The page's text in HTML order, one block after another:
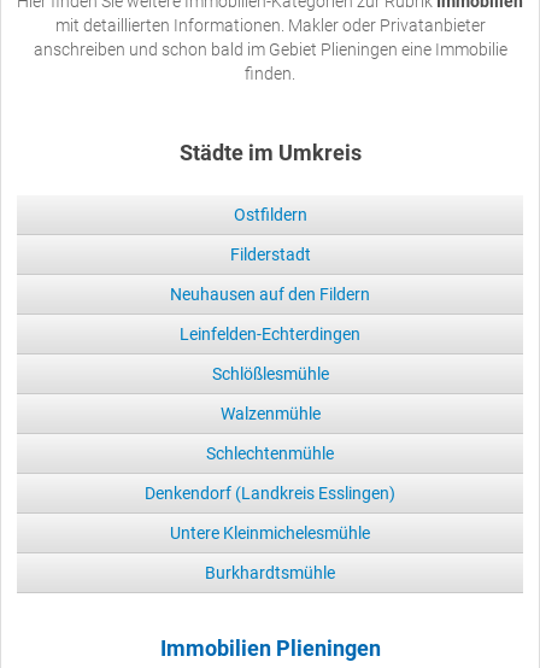
mit detaillierten Informationen. Makler oder Privatanbieter
anschreiben und schon bald im Gebiet Plieningen eine Immobilie
finden.
Städte im Umkreis
Ostfildern
Filderstadt
Neuhausen auf den Fildern
Leinfelden-Echterdingen
Schlößlesmühle
Walzenmühle
Schlechtenmühle
Denkendorf (Landkreis Esslingen)
Untere Kleinmichelesmühle
Burkhardtsmühle
Immobilien Plieningen